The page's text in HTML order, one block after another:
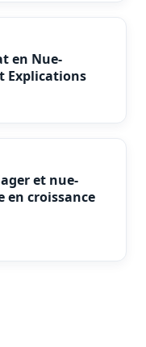
en Nue-
Explications
et nue-
en croissance